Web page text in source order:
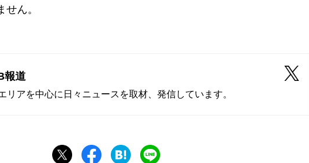
ん。
報道
リアを中心に日々ニュースを取材、発信しています。